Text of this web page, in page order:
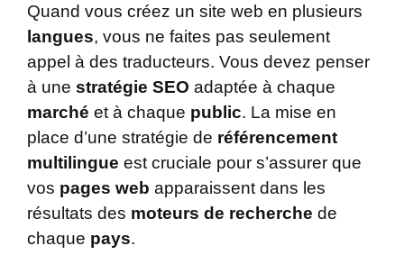
Quand vous créez un site web en plusieurs
langues, vous ne faites pas seulement
appel à des traducteurs. Vous devez penser
à une stratégie SEO adaptée à chaque
marché et à chaque public. La mise en
place d’une stratégie de référencement
multilingue est cruciale pour s’assurer que
vos pages web apparaissent dans les
résultats des moteurs de recherche de
chaque pays.